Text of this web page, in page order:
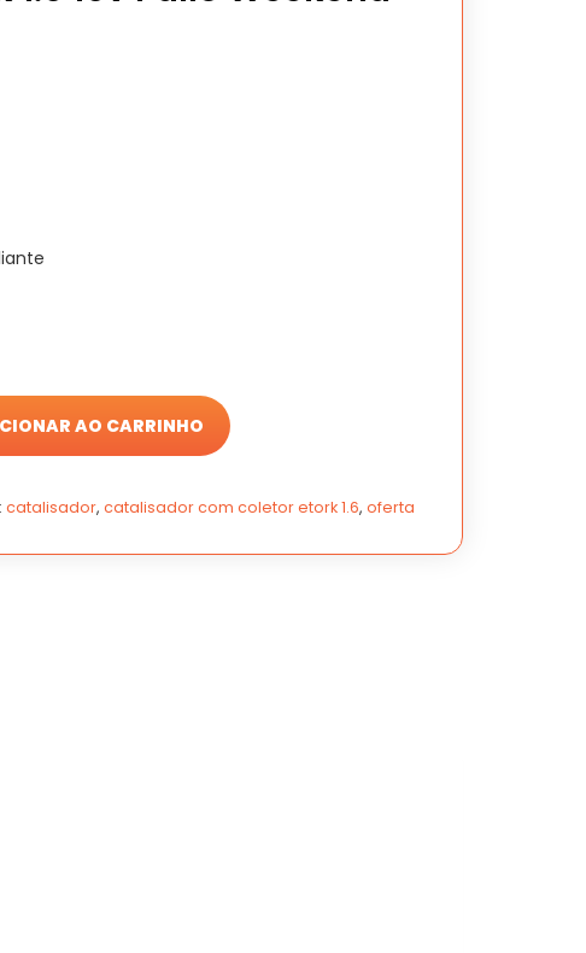
AO CARRINHO
catalisador, catalisador com coletor etork 1.6, oferta